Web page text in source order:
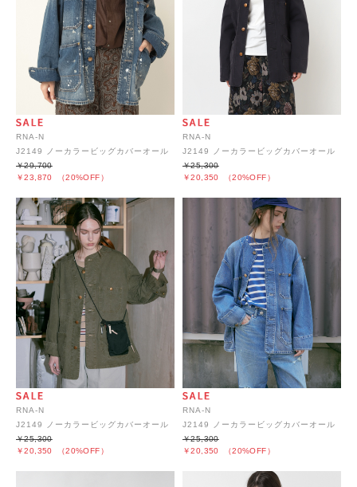
RNA-N
J2149 ノーカラービッグカバーオール
￥23,870 （20%OFF）
￥29,700
RNA-N
J2149 ノーカラービッグカバーオール
￥20,350 （20%OFF）
￥25,300
RNA-N
J2149 ノーカラービッグカバーオール
￥20,350 （20%OFF）
￥25,300
RNA-N
J2149 ノーカラービッグカバーオール
￥20,350 （20%OFF）
￥25,300